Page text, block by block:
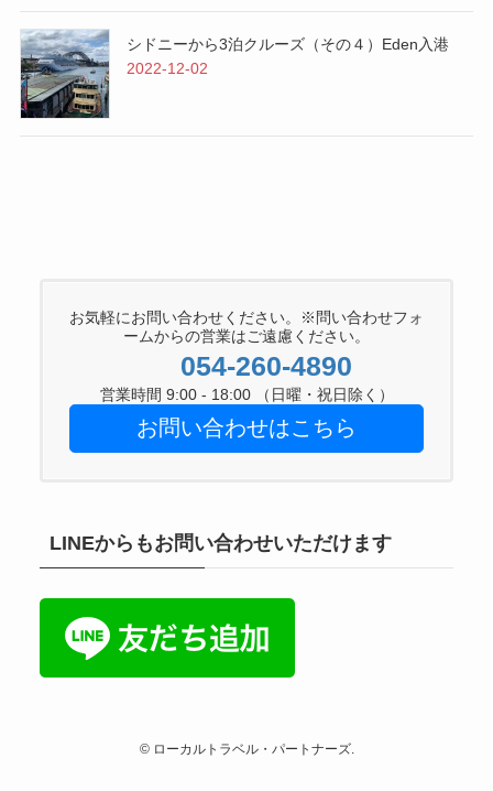
シドニーから3泊クルーズ（その４）Eden入港
2022-12-02
お気軽にお問い合わせください。※問い合わせフォ
ームからの営業はご遠慮ください。
054-260-4890
営業時間 9:00 - 18:00 （日曜・祝日除く）
お問い合わせはこちら
LINEからもお問い合わせいただけます
©ローカルトラベル・パートナーズ.